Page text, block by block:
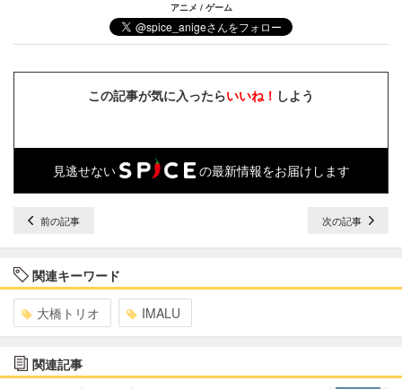
アニメ / ゲーム
この記事が気に入ったらいいね！ しよう
見逃せない の最新情報をお届けします
前の記事 次の記事
関連キーワード
大橋トリオ IMALU
関連記事